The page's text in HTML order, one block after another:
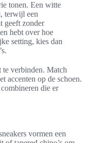
tonen. Een witte
terwijl een
geeft zonder
hebt over hoe
setting, kies dan
verbinden. Match
accenten op de schoen.
die er
vormen een